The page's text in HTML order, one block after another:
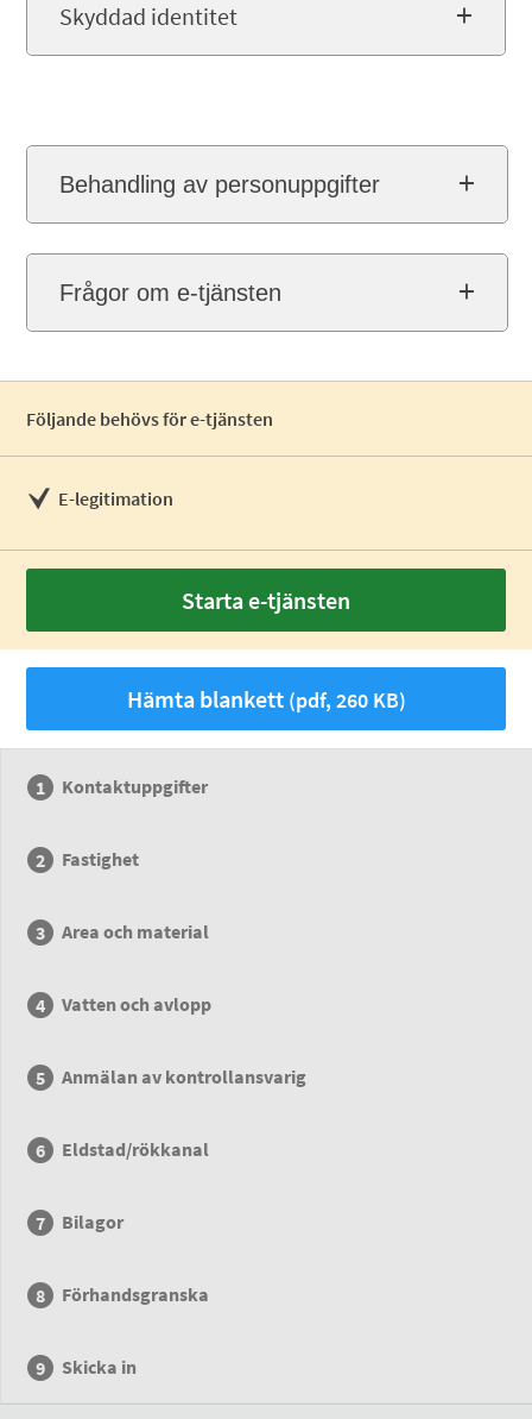
Skyddad identitet
Behandling av personuppgifter
Frågor om e-tjänsten
Följande behövs för e-tjänsten
E-legitimation
Starta e-tjänsten
Hämta blankett(pdf, 260 KB)
Kontaktuppgifter
Fastighet
Area och material
Vatten och avlopp
Anmälan av kontrollansvarig
Eldstad/rökkanal
Bilagor
Förhandsgranska
Skicka in